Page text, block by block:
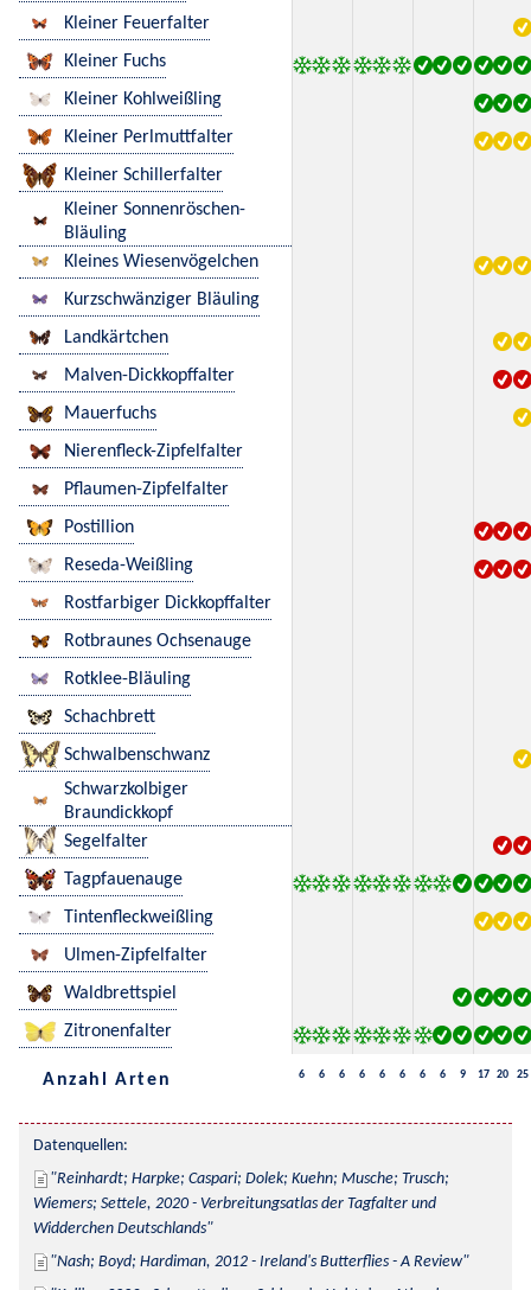
Kleiner Feuerfalter
Kleiner Fuchs
Kleiner Kohlweißling
Kleiner Perlmuttfalter
Kleiner Schillerfalter
Kleiner Sonnenröschen-
Bläuling
Kleines Wiesenvögelchen
Kurzschwänziger Bläuling
Landkärtchen
Malven-Dickkopffalter
Mauerfuchs
Nierenfleck-Zipfelfalter
Pflaumen-Zipfelfalter
Postillion
Reseda-Weißling
Rostfarbiger Dickkopffalter
Rotbraunes Ochsenauge
Rotklee-Bläuling
Schachbrett
Schwalbenschwanz
Schwarzkolbiger
Braundickkopf
Segelfalter
Tagpfauenauge
Tintenfleckweißling
Ulmen-Zipfelfalter
Waldbrettspiel
Zitronenfalter
Anzahl Arten 6 6 6 6 6 6 6 6 9 17 20 25
Datenquellen:
Reinhardt; Harpke; Caspari; Dolek; Kuehn; Musche; Trusch;
Wiemers; Settele, 2020 - Verbreitungsatlas der Tagfalter und
Widderchen Deutschlands
Nash; Boyd; Hardiman, 2012 - Ireland's Butterflies - A Review